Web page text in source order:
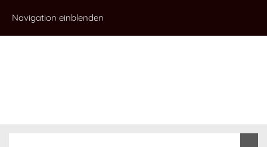
Navigation einblenden